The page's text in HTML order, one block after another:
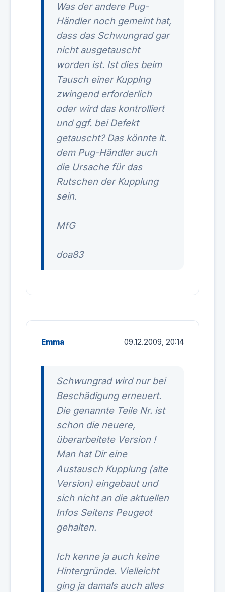
Was der andere Pug-
Händler noch gemeint hat,
dass das Schwungrad gar
nicht ausgetauscht
worden ist. Ist dies beim
Tausch einer Kupplng
zwingend erforderlich
oder wird das kontrolliert
und ggf. bei Defekt
getauscht? Das könnte lt.
dem Pug-Händler auch
die Ursache für das
Rutschen der Kupplung
sein.
MfG
doa83
Emma 09.12.2009, 20:14
Schwungrad wird nur bei
Beschädigung erneuert.
Die genannte Teile Nr. ist
schon die neuere,
überarbeitete Version !
Man hat Dir eine
Austausch Kupplung (alte
Version) eingebaut und
sich nicht an die aktuellen
Infos Seitens Peugeot
gehalten.
Ich kenne ja auch keine
Hintergründe. Vielleicht
ging ja damals auch alles